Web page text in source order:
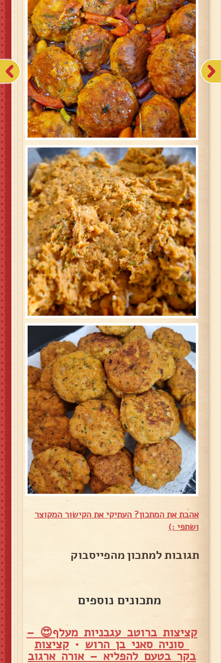
אהבת את המתכון? העתיקי את הקישור המקוצר
ושתפי :)
תגובות למתכון מהפייסבוק
מתכונים נוספים
קציצות ברוטב עגבניות מעלף😍 –
סוניה סאני בן הרוש •קציצות
בקר בטעם להפליא – אורה ארגוב